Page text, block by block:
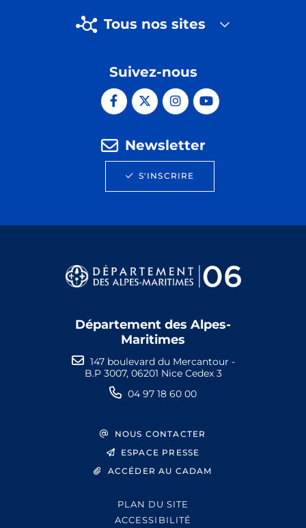
Tous nos sites
Suivez-nous
Newsletter
S'INSCRIRE
Département des Alpes-
Maritimes
147 boulevard du Mercantour -
B.P 3007, 06201 Nice Cedex 3
04 97 18 60 00
NOUS CONTACTER
ESPACE PRESSE
ACCÉDER AU CADAM
PLAN DU SITE
ACCESSIBILITÉ